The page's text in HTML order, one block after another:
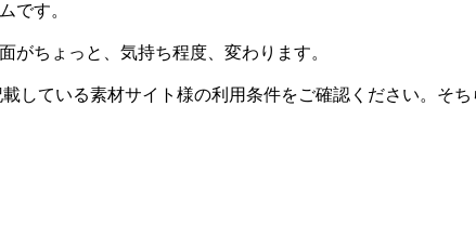
です。
がちょっと、気持ち程度、変わります。
している素材サイト様の利用条件をご確認ください。そ